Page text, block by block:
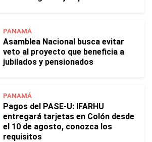
PANAMÁ
Asamblea Nacional busca evitar
veto al proyecto que beneficia a
jubilados y pensionados
PANAMÁ
Pagos del PASE-U: IFARHU
entregará tarjetas en Colón desde
el 10 de agosto, conozca los
requisitos